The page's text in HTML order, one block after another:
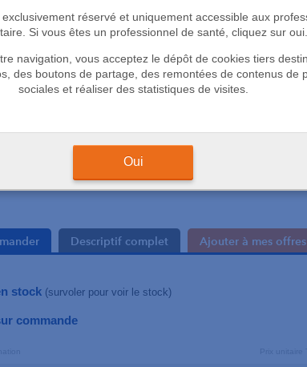
réservé et uniquement accessible aux
Si vous êtes un professionnel de santé, cliquez sur oui.
navigation, vous acceptez le dépôt de cookies tiers
des boutons de partage, des remontées de contenus de
sociales et réaliser des statistiques de visites.
Oui
SACHETS ET
Gaine
Cecsmo.com
Descriptif complet Ajouter à mes
stock (survoler pour voir le stock)
commande